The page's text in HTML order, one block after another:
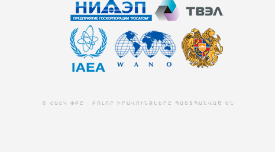
© ՀԱԷԿ ՓԲԸ - ԲՈԼՈՐ ԻՐԱՎՈՒՆՔՆԵՐԸ ՊԱՇՏՊԱՆՎԱԾ ԵՆ